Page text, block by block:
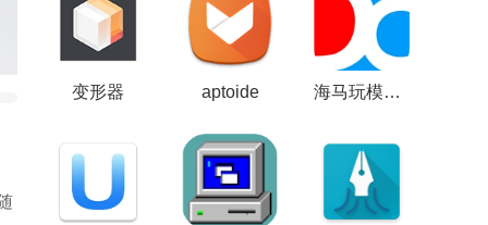
变形器 aptoide 海马玩模拟器